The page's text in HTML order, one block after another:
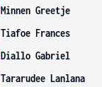
Minnen Greetje
Tiafoe Frances
Diallo Gabriel
Tararudee Lanlana